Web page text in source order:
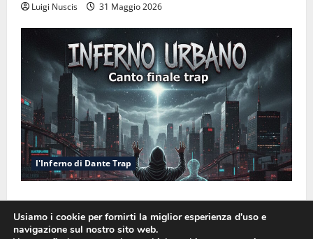
Luigi Nuscis 31 Maggio 2026
l'Inferno di Dante Trap
Inferno NewCanto XXXV: Inferno Urbano
Luigi Nuscis 6 Gennaio 2026
Usiamo i cookie per fornirti la miglior esperienza d'uso e
navigazione sul nostro sito web.